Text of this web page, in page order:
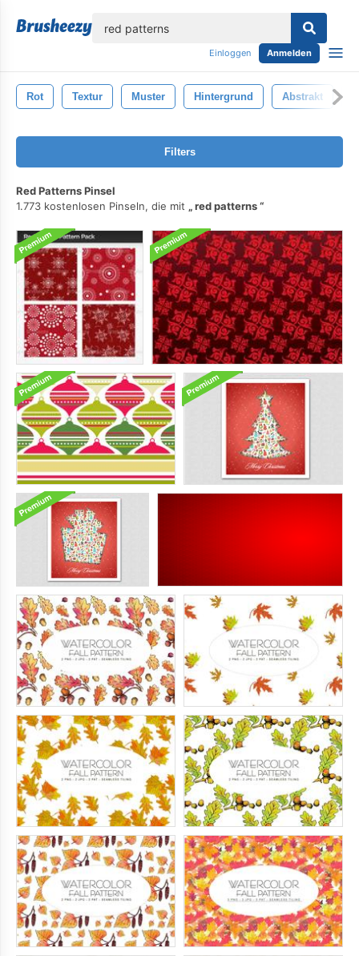
Einloggen Anmelden
Rot Textur Muster Hintergrund Abstrakt
Filters
Red Patterns Pinsel
1.773 kostenlosen Pinseln, die mit
red patterns